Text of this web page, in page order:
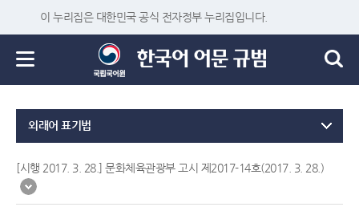
이 누리집은 대한민국 공식 전자정부 누리집입니다.
외래어 표기법
[시행 2017. 3. 28.] 문화체육관광부 고시 제2017-14호(2017. 3. 28.)